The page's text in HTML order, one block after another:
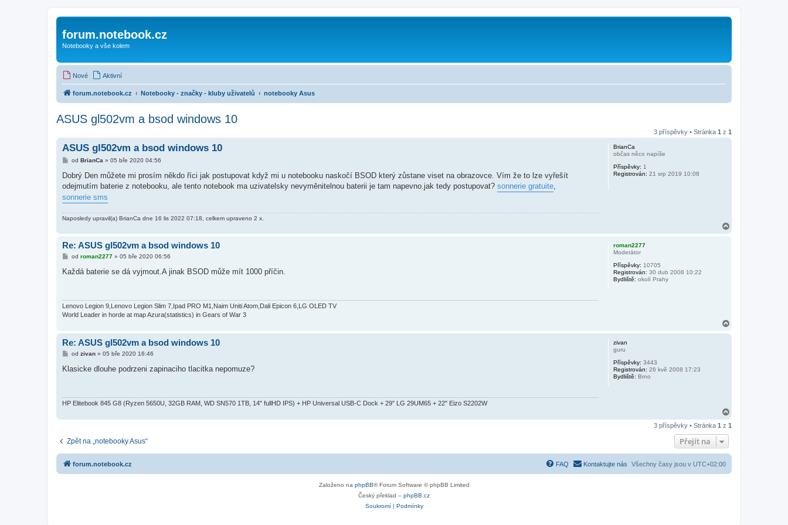
forum.notebook.cz
Notebooky a vše kolem
Nové Aktivní
forum.notebook.cz Notebooky - značky - kluby uživatelů notebooky Asus
ASUS gl502vm a bsod windows 10
3 příspěvky • Stránka 1 z 1
BrianCa
občas něco napíše
Příspěvky: 1
Registrován: 21 srp 2019 10:08
ASUS gl502vm a bsod windows 10
P
í
p
ě
v
od BrianCa » 05 bře 2020 04:56
Dobrý Den můžete mi prosím někdo říci jak postupovat když mi u notebooku naskočí BSOD který zůstane viset na obrazovce. Vím že to lze vyřešít
odejmutím baterie z notebooku, ale tento notebook ma uzivatelsky nevyměnitelnou baterii je tam napevno.jak tedy postupovat? sonnerie gratuite
sonnerie sms
Naposledy upravil(a) BrianCa dne 16 lis 2022 07:18, celkem upraveno 2 x.
roman2277
Moderátor
Příspěvky: 10705
Registrován: 30 dub 2008 10:22
Bydliště: okolí Prahy
Re: ASUS gl502vm a bsod windows 10
P
í
e
od roman2277» 05 bře 2020 06:56
Každá baterie se dá vyjmout.A jinak BSOD může mít 1000 příčin.
Lenovo Legion 9,Lenovo Legion Slim 7,Ipad PRO M1,Naim Uniti Atom,Dali Epicon 6,LG OLED TV
World Leader in horde at map Azura(statistics) in Gears of War 3
zivan
guru
Příspěvky: 3443
Registrován: 26 kvě 2008 17:23
Bydliště: Brno
Re: ASUS gl502vm a bsod windows 10
P
í
e
od zivan» 05 bře 2020 16:46
Klasicke dlouhe podrzeni zapinaciho tlacitka nepomuze?
HP Elitebook 845 G8 (Ryzen 5650U, 32GB RAM, WD SN570 1TB, 14" fullHD IPS) + HP Universal USB-C Dock + 29" LG 29UM65 + 22" Eizo S2202W
h
3 příspěvky • Stránka 1 z 1
Zpět na „notebooky Asus“ Přejít na
forum.notebook.cz Všechny časy jsou v UTC+02:00
Kontaktujte nás
FAQ
Založeno na phpBB® Forum Software © phpBB Limited
Český překlad – phpBB.cz
Soukromí| Podmínky